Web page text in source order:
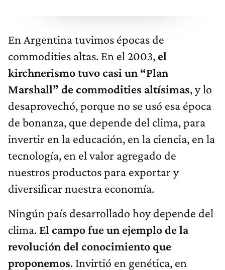
En Argentina tuvimos épocas de
commodities altas. En el 2003, el
kirchnerismo tuvo casi un “Plan
Marshall” de commodities altísimas, y lo
desaprovechó, porque no se usó esa época
de bonanza, que depende del clima, para
invertir en la educación, en la ciencia, en la
tecnología, en el valor agregado de
nuestros productos para exportar y
diversificar nuestra economía.
Ningún país desarrollado hoy depende del
clima. El campo fue un ejemplo de la
revolución del conocimiento que
proponemos. Invirtió en genética, en